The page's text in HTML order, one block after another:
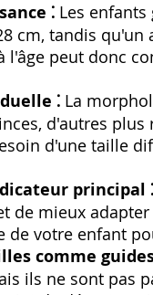
⁚ Les
cm‚ tandis
l'âge peut donc
⁚ La
d'autres
d'une taille
principal ⁚
de mieux
de votre enfant
comme guides
ils ne sont pas